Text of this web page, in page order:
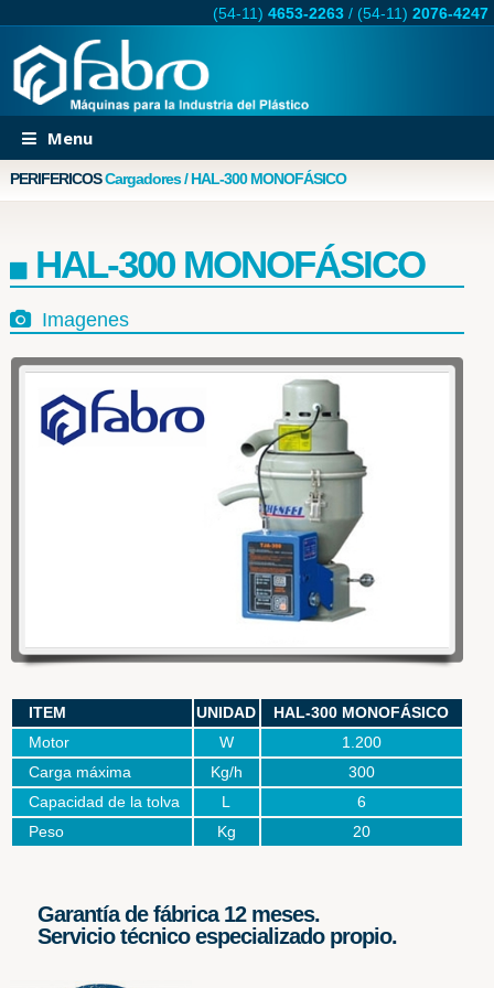
(54-11) 4653-2263 / (54-11) 2076-4247
Menu
PERIFERICOSCargadores / HAL-300 MONOFÁSICO
HAL-300 MONOFÁSICO
Imagenes
ITEM UNIDAD
HAL-300 MONOFÁSICO
Motor
W
1.200
Carga máxima
Kg/h
300
Capacidad de la tolva
L
6
Peso
Kg 20
Garantía de fábrica 12 meses.
Servicio técnico especializado propio.